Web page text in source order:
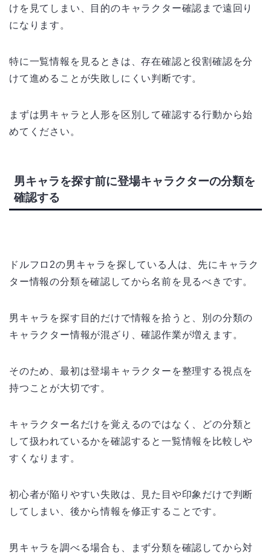
けを見てしまい、目的のキャラクター確認まで遠回り
になります。
特に一覧情報を見るときは、存在確認と役割確認を分
けて進めることが失敗しにくい判断です。
まずは男キャラと人形を区別して確認する行動から始
めてください。
男キャラを探す前に登場キャラクターの分類を
確認する
ドルフロ2の男キャラを探している人は、先にキャラク
ター情報の分類を確認してから名前を見るべきです。
男キャラを探す目的だけで情報を拾うと、別の分類の
キャラクター情報が混ざり、確認作業が増えます。
そのため、最初は登場キャラクターを整理する視点を
持つことが大切です。
キャラクター名だけを覚えるのではなく、どの分類と
して扱われているかを確認すると一覧情報を比較しや
すくなります。
初心者が陥りやすい失敗は、見た目や印象だけで判断
してしまい、後から情報を修正することです。
男キャラを調べる場合も、まず分類を確認してから対